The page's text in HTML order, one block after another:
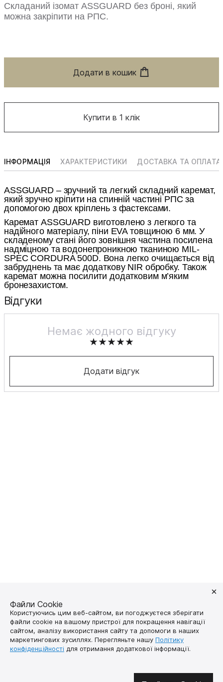
Складаний ізомат ASSGUARD без броні, який
можна закріпити на РПС.
Додати в кошик
Купити в 1 клік
ІНФОРМАЦІЯ ХАРАКТЕРИСТИКИ ДОСТАВКА ТА ОПЛАТА
ASSGUARD – зручний та легкий складний каремат,
який зручно кріпити на спинній частині РПС за
допомогою двох кріплень з фастексами.
Каремат ASSGUARD виготовлено з легкого та
надійного матеріалу, піни EVA товщиною 6 мм. У
складеному стані його зовнішня частина посилена
надміцною та водонепроникною тканиною MIL-
SPEC CORDURA 500D. Вона легко очищається від
забруднень та має додаткову NIR обробку. Також
каремат можна посилити додатковим м’яким
бронезахистом.
Відгуки
Немає жодного відгуку
Додати відгук
Файли Cookie
Користуючись цим веб-сайтом, ви погоджуєтеся зберігати
файли cookie на вашому пристрої для покращення навігації
сайтом, аналізу використання сайту та допомоги в наших
маркетингових зусиллях. Перегляньте нашу Політику
конфіденційності для отримання додаткової інформації.